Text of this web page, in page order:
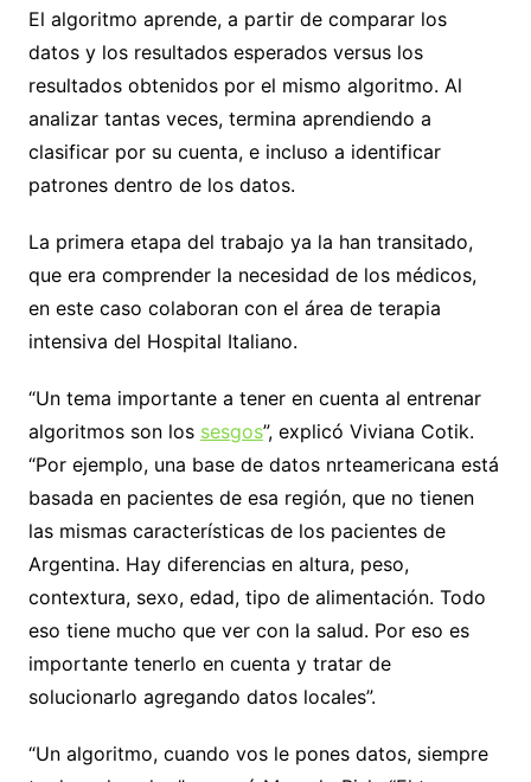
El algoritmo aprende, a partir de comparar los
datos y los resultados esperados versus los
resultados obtenidos por el mismo algoritmo. Al
analizar tantas veces, termina aprendiendo a
clasificar por su cuenta, e incluso a identificar
patrones dentro de los datos.
La primera etapa del trabajo ya la han transitado,
que era comprender la necesidad de los médicos,
en este caso colaboran con el área de terapia
intensiva del Hospital Italiano.
“Un tema importante a tener en cuenta al entrenar
algoritmos son los sesgos”, explicó Viviana Cotik.
“Por ejemplo, una base de datos nrteamericana está
basada en pacientes de esa región, que no tienen
las mismas características de los pacientes de
Argentina. Hay diferencias en altura, peso,
contextura, sexo, edad, tipo de alimentación. Todo
eso tiene mucho que ver con la salud. Por eso es
importante tenerlo en cuenta y tratar de
solucionarlo agregando datos locales”.
“Un algoritmo, cuando vos le pones datos, siempre